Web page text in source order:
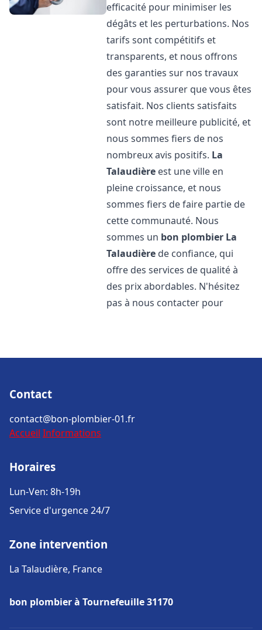
efficacité pour minimiser les
dégâts et les perturbations. Nos
tarifs sont compétitifs et
transparents, et nous offrons
des garanties sur nos travaux
pour vous assurer que vous êtes
satisfait. Nos clients satisfaits
sont notre meilleure publicité, et
nous sommes fiers de nos
nombreux avis positifs. La
Talaudière est une ville en
pleine croissance, et nous
sommes fiers de faire partie de
cette communauté. Nous
sommes un bon plombier La
Talaudière de confiance, qui
offre des services de qualité à
des prix abordables. N'hésitez
pas à nous contacter pour
Contact
contact@bon-plombier-01.fr
Accueil Informations
Horaires
Lun-Ven: 8h-19h
Service d'urgence 24/7
Zone intervention
La Talaudière, France
bon plombier à Tournefeuille 31170